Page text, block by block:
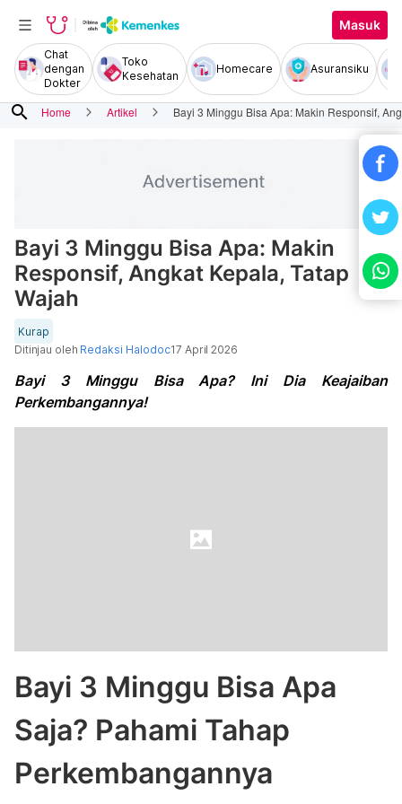
Masuk
Chat
dengan
Dokter
Toko
Kesehatan
Homecare Asuransiku
search Home Artikel Bayi 3 Minggu Bisa Apa: Makin Responsif,
Bayi 3 Minggu Bisa Apa: Makin
Responsif, Angkat Kepala, Tatap
Wajah
Kurap
Ditinjau oleh Redaksi Halodoc17 April 2026
Bayi 3 Minggu Bisa Apa? Ini Dia Keajaiban
Perkembangannya!
Bayi 3 Minggu Bisa Apa
Saja? Pahami Tahap
Perkembangannya